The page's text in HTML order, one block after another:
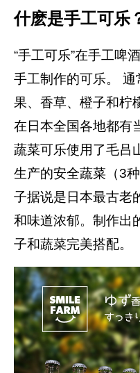
什麽是手工可乐
“手工可乐”在手工啤
手工制作的可乐。
果、香草、橙子和柠
在日本全国各地都有
蔬菜可乐使用了毛吕
生产的安全蔬菜（3
子据说是日本最古老
和味道浓郁。制作出
子和蔬菜完美搭配。